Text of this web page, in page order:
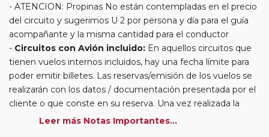
ATENCION: Propinas No están contempladas en el precio
del circuito y sugerimos U 2 por persona y día para el guía
acompañante y la misma cantidad para el conductor
Circuitos con Avión incluido: En aquellos circuitos que
tienen vuelos internos incluidos, hay una fecha límite para
poder emitir billetes. Las reservas/emisión de los vuelos se
realizarán con los datos / documentación presentada por el
cliente o que conste en su reserva. Una vez realizada la
reserva y emitido el billete, un error posterior en el nombre
Leer más Notas Importantes...